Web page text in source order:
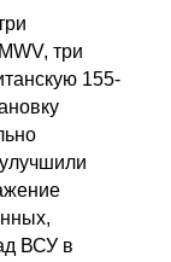
три
155-
ВСУ в